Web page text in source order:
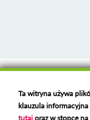
Deklaracja
Polski serwer RBL
Ta witryna używa
klauzula
tutajoraz w stopce